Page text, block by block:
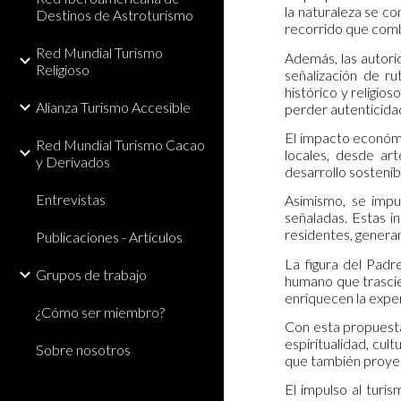
Destinos de Astroturismo
Red Mundial Turismo
Religioso
Alianza Turismo Accesible
Red Mundial Turismo Cacao
y Derivados
Entrevistas
Publicaciones - Artículos
Grupos de trabajo
¿Cómo ser miembro?
Sobre nosotros
la naturaleza se
recorrido que
Además, las
señalización de
histórico y
perder
El impacto
locales, desde
desarrollo
Asimismo, se
señaladas. Estas
residentes,
La figura del
humano que
enriquecen la
Con esta
espiritualidad,
que también
El impulso al